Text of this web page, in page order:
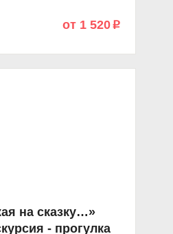
от 1 520 p
на сказку…»
- прогулка